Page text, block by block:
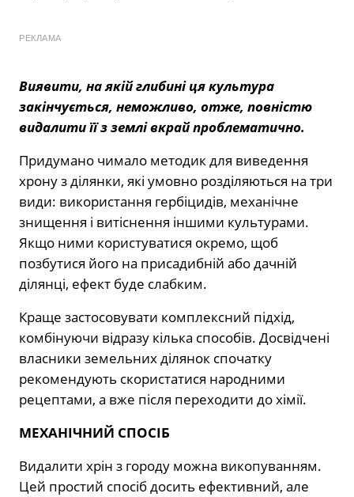
РЕКЛАМА
Виявити, на якій глибині ця культура
закінчується, неможливо, отже, повністю
видалити її з землі вкрай проблематично.
Придумано чимало методик для виведення
хрону з ділянки, які умовно розділяються на три
види: використання гербіцидів, механічне
знищення і витіснення іншими культурами.
Якщо ними користуватися окремо, щоб
позбутися його на присадибній або дачній
ділянці, ефект буде слабким.
Краще застосовувати комплексний підхід,
комбінуючи відразу кілька способів. Досвідчені
власники земельних ділянок спочатку
рекомендують скористатися народними
рецептами, а вже після переходити до хімії.
МЕХАНІЧНИЙ СПОСІБ
Видалити хрін з городу можна викопуванням.
Цей простий спосіб досить ефективний, але